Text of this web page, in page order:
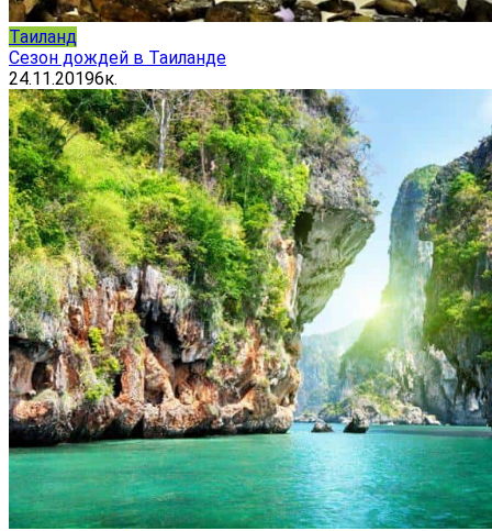
Таиланд
Сезон дождей в Таиланде
24.11.20196к.